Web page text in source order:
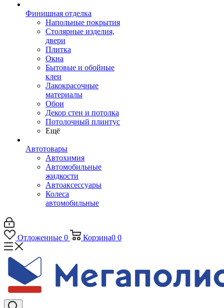
Финишная отделка
Напольные покрытия
Столярные изделия,
двери
Плитка
Окна
Бытовые и обойные
клеи
Лакокрасочные
материалы
Обои
Декор стен и потолка
Потолочный плинтус
Ещё
Автотовары
Автохимия
Автомобильные
жидкости
Автоаксессуары
Колеса
автомобильные
Отложенные 0 Корзина0 0